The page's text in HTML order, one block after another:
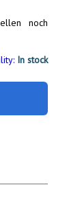
noch
In stock